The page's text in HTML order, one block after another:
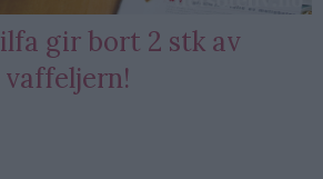
gir bort 2 stk av